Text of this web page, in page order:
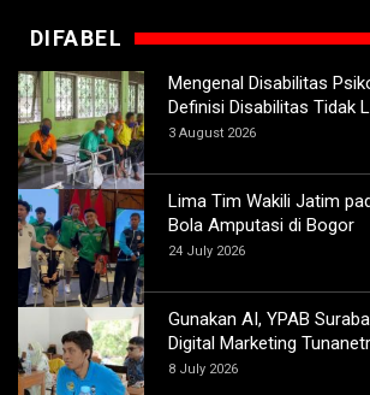
DIFABEL
Mengenal Disabilitas
Definisi Disabilitas Tidak
3 August 2026
Lima Tim Wakili Jatim
Bola Amputasi di Bogor
24 July 2026
Gunakan AI, YPAB
Digital Marketing
8 July 2026